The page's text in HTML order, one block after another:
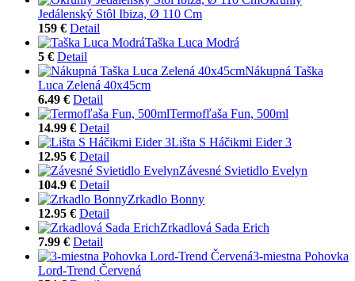
Jedálenský Stôl Ibiza, Ø 110 Cm
159 € Detail
Taška Luca Modrá
5 € Detail
Nákupná Taška
Luca Zelená 40x45cm
6.49 € Detail
Termofľaša Fun, 500ml
14.99 € Detail
Lišta S Háčikmi Eider 3
12.95 € Detail
Závesné Svietidlo Evelyn
104.9 € Detail
Zrkadlo Bonny
12.95 € Detail
Zrkadlová Sada Erich
7.99 € Detail
3-miestna Pohovka
Lord-Trend Červená